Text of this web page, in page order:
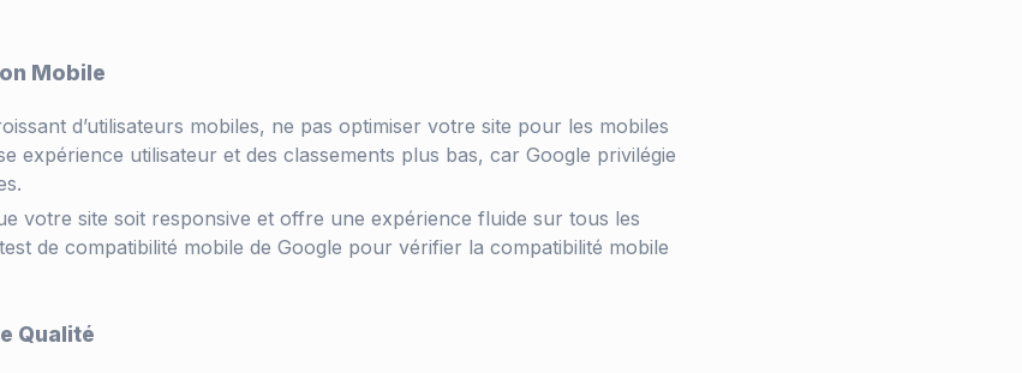
Mobile
d’utilisateurs mobiles, ne pas optimiser votre site pour les mobiles
expérience utilisateur et des classements plus bas, car Google privilégie
votre site soit responsive et offre une expérience fluide sur tous les
de compatibilité mobile de Google pour vérifier la compatibilité mobile
Qualité